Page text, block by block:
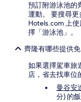
預訂附游泳池的
運動。 要搜尋
Hotels.com 上
擇「游泳池」。
齊隆有哪些提供
如果選擇駕車旅
店，省去找車位
曼谷安
分) 的